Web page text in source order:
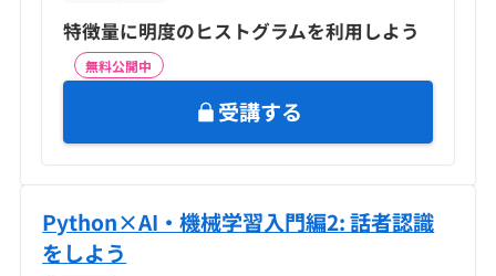
特徴量に明度のヒストグラムを利用しよう
無料公開中
受講する
Python×AI・機械学習入門編2: 話者認識
をしよう